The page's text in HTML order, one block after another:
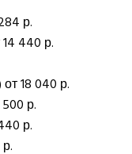
р.
440 р.
от 18 040 р.
500 р.
р.